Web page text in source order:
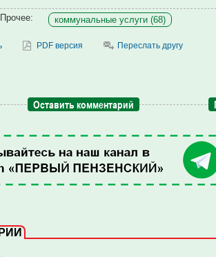
Прочее: коммунальные услуги (68)
PDF версия Переслать другу
Оставить комментарий